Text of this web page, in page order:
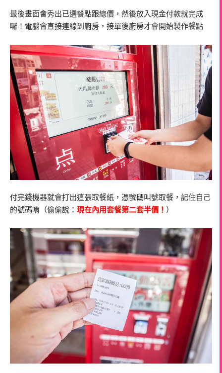
最後畫面會秀出已選餐點跟總價，然後放入現金付款就完成
囉！電腦會直接連線到廚房，接單後廚房才會開始製作餐點
付完錢機器就會打出這張取餐紙，憑號碼叫號取餐，記住自己
的號碼唷（偷偷說： 現在內用套餐第二套半價！ ）